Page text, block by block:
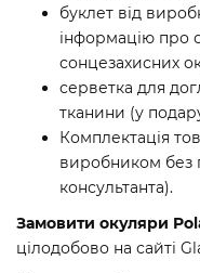
буклет від
інформацію про
сонцезахисних
серветка для
тканини (у
Комплектація
виробником без
консультанта).
Замовити окуляри
цілодобово на сайті